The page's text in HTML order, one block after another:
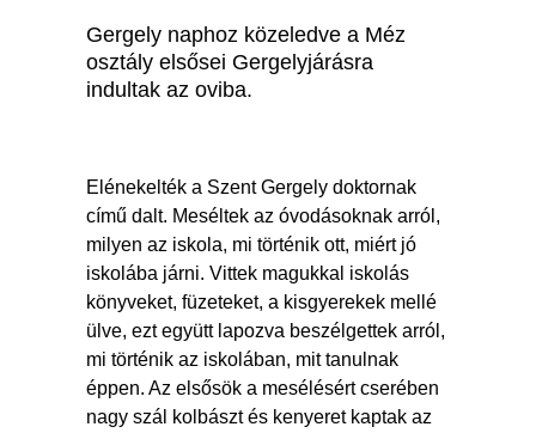
Gergely naphoz közeledve a Méz
osztály elsősei Gergelyjárásra
indultak az oviba.
Elénekelték a Szent Gergely doktornak
című dalt. Meséltek az óvodásoknak arról,
milyen az iskola, mi történik ott, miért jó
iskolába járni. Vittek magukkal iskolás
könyveket, füzeteket, a kisgyerekek mellé
ülve, ezt együtt lapozva beszélgettek arról,
mi történik az iskolában, mit tanulnak
éppen. Az elsősök a mesélésért cserében
nagy szál kolbászt és kenyeret kaptak az